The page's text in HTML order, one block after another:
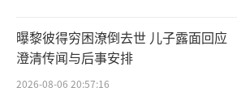
曝黎彼得穷困潦倒去世 儿子露面回应
澄清传闻与后事安排
2026-08-06 20:57:16